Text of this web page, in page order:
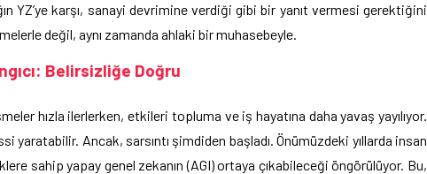
YZ’ye karşı, sanayi devrimine verdiği gibi bir yanıt vermesi gerektiğini
değil, aynı zamanda ahlaki bir muhasebeyle.
Belirsizliğe Doğru
hızla ilerlerken, etkileri topluma ve iş hayatına daha yavaş yayılıyor.
yaratabilir. Ancak, sarsıntı şimdiden başladı. Önümüzdeki yıllarda insan
sahip yapay genel zekanın (AGI) ortaya çıkabileceği öngörülüyor. Bu,